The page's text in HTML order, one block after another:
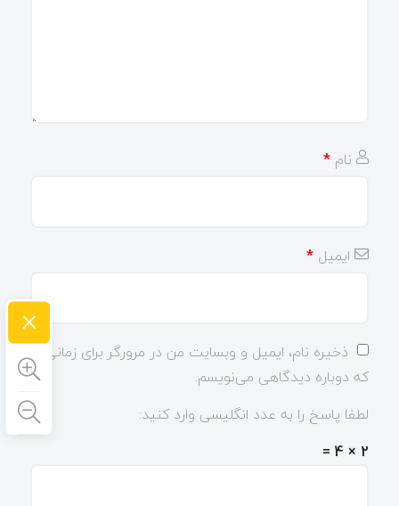
نام *
ایمیل *
ذخیره نام، ایمیل و وبسایت من در مرورگر برای زمانی
که دوباره دیدگاهی می‌نویسم.
لطفا پاسخ را به عدد انگلیسی وارد کنید:
2 × 4 =
×